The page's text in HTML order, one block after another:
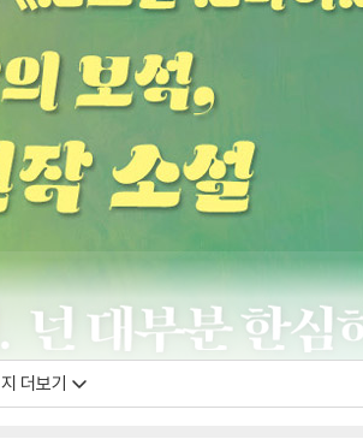
더보기